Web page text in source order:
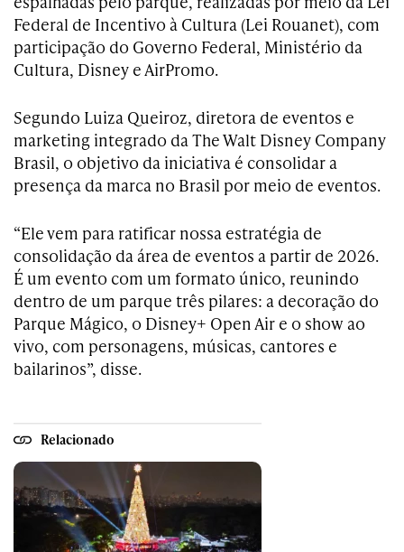
Federal de Incentivo à Cultura (Lei Rouanet), com
participação do Governo Federal, Ministério da
Cultura, Disney e AirPromo.
Segundo Luiza Queiroz, diretora de eventos e
marketing integrado da The Walt Disney Company
Brasil, o objetivo da iniciativa é consolidar a
presença da marca no Brasil por meio de eventos.
“Ele vem para ratificar nossa estratégia de
consolidação da área de eventos a partir de 2026.
É um evento com um formato único, reunindo
dentro de um parque três pilares: a decoração do
Parque Mágico, o Disney+ Open Air e o show ao
vivo, com personagens, músicas, cantores e
bailarinos”, disse.
Relacionado